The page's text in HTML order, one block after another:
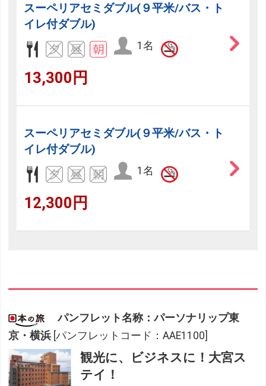
スーペリアセミダブル(９平米/バス・ト
イレ付ダブル)
1名
13,300円
スーペリアセミダブル(９平米/バス・ト
イレ付ダブル)
1名
12,300円
パンフレット名称：パーソナリップ東
京・横浜 [パンフレットコード：AAE1100]
観光に、ビジネスに！大宮ス
テイ！